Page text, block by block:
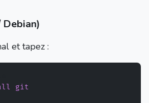
et tapez :
git